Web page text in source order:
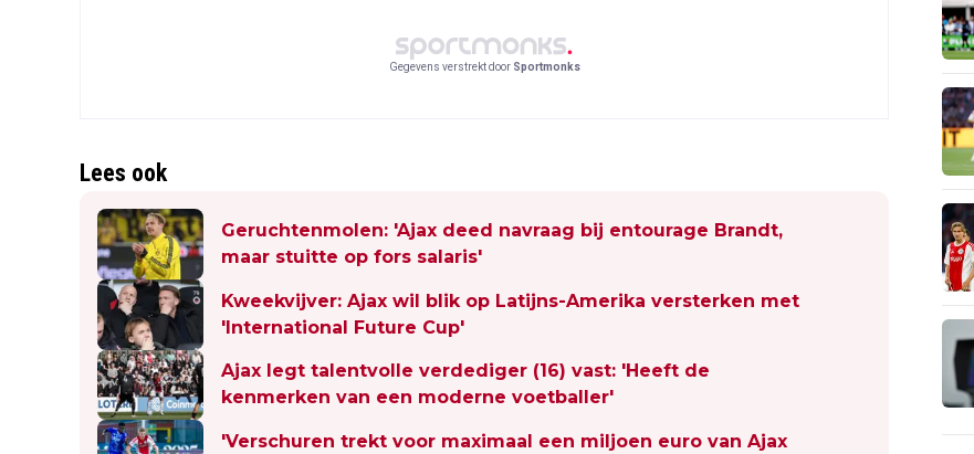
Gegevens verstrekt door Sportmonks
Lees ook
Geruchtenmolen: 'Ajax deed navraag bij entourage Brandt,
maar stuitte op fors salaris'
Kweekvijver: Ajax wil blik op Latijns-Amerika versterken met
'International Future Cup'
Ajax legt talentvolle verdediger (16) vast: 'Heeft de
kenmerken van een moderne voetballer'
'Verschuren trekt voor maximaal een miljoen euro van Ajax